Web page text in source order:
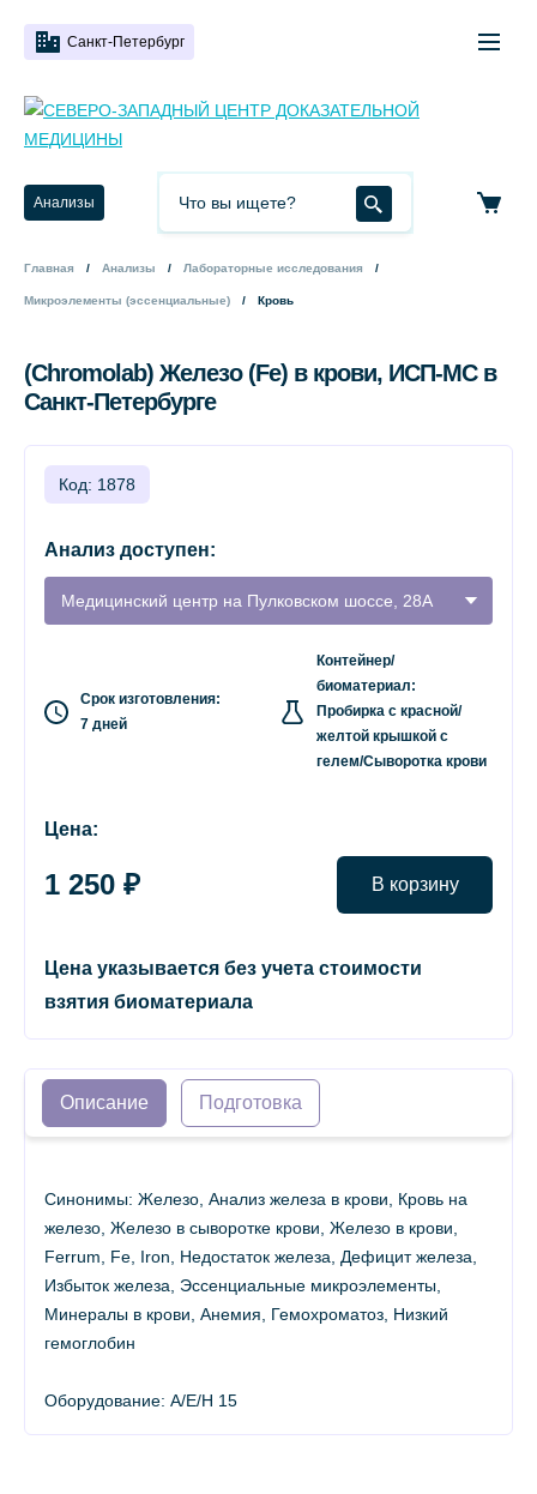
Санкт-Петербург
Анализы
Главная Анализы Лабораторные исследования
Микроэлементы (эссенциальные) Кровь
(Chromolab) Железо (Fe) в крови, ИСП-МС в
Санкт-Петербурге
Код: 1878
Анализ доступен:
Медицинский центр на Пулковском шоссе, 28А
Срок изготовления:
7 дней
Контейнер/
биоматериал:
Пробирка с красной/
желтой крышкой с
гелем/Сыворотка крови
Цена:
1 250 ₽ В корзину
Цена указывается без учета стоимости
взятия биоматериала
Описание Подготовка
Синонимы: Железо, Анализ железа в крови, Кровь на
железо, Железо в сыворотке крови, Железо в крови,
Ferrum, Fe, Iron, Недостаток железа, Дефицит железа,
Избыток железа, Эссенциальные микроэлементы,
Минералы в крови, Анемия, Гемохроматоз, Низкий
гемоглобин
Оборудование: A/E/H 15